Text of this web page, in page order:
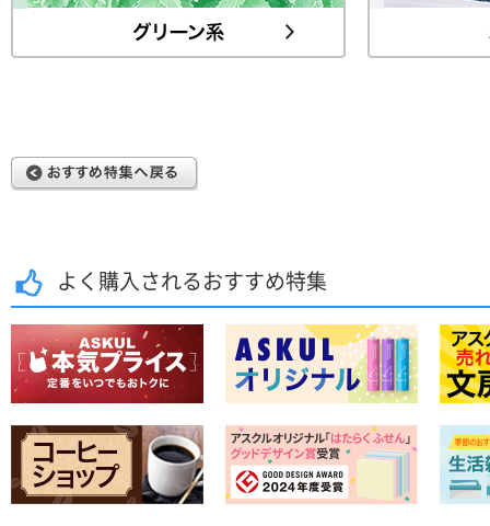
よく購入されるおすすめ特集